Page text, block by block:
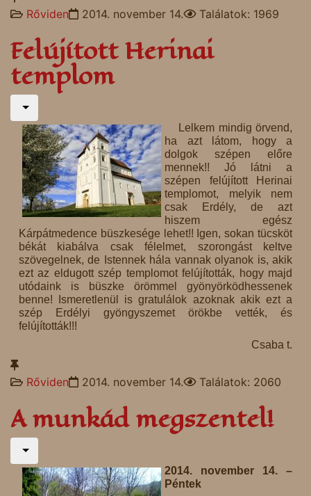
Rőviden 2014. november 14. Találatok: 1969
Felújított Herinai
templom
Lelkem mindig örvend,
ha azt látom, hogy a
dolgok szépen előre
mennek!! Jó látni a
szépen felújított Herinai
templomot, melyik nem
csak Erdély, de azt
hiszem egész
Kárpátmedence büszkesége lehet!! Igen, sokan tücsköt
békát kiabálva csak félelmet, szorongást keltve
szövegelnek, de Istennek hála vannak olyanok is, akik
ezt az eldugott szép templomot felújították, hogy majd
utódaink is büszke örömmel gyönyörködhessenek
benne! Ismeretlenül is gratulálok azoknak akik ezt a
szép Erdélyi gyöngyszemet örökbe vették, és
felújították!!!
Csaba t.
Rőviden 2014. november 14. Találatok: 2060
A munkád megszentel!
2014. november 14. –
Péntek